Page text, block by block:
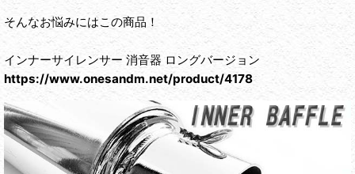
そんなお悩みにはこの商品！
インナーサイレンサー 消音器 ロングバージョン
https://www.onesandm.net/product/4178